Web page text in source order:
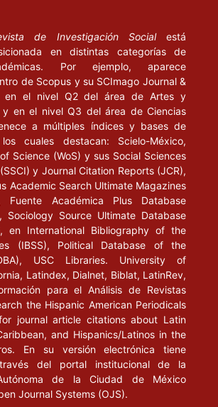
de Investigación Socialestá
en distintas categorías de
Por ejemplo, aparece
de Scopus y su SCImago Journal &
en el nivel Q2 del área de Artes y
y en el nivel Q3 del área de Ciencias
a múltiples índices y bases de
cuales destacan: Scielo-México,
Science (WoS) y sus Social Sciences
y Journal Citation Reports (JCR),
Academic Search Ultimate Magazines
Fuente Académica Plus Database
Sociology Source Ultimate Database
en International Bibliography of the
(IBSS), Political Database of the
USC Libraries. University of
Latindex, Dialnet, Biblat, LatinRev,
para el Análisis de Revistas
the Hispanic American Periodicals
journal article citations about Latin
and Hispanics/Latinos in the
En su versión electrónica tiene
del portal institucional de la
de la Ciudad de México
Journal Systems (OJS).